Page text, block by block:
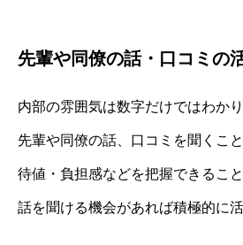
先輩や同僚の話・口コミの
内部の雰囲気は数字だけではわか
先輩や同僚の話、口コミを聞くこ
待値・負担感などを把握できるこ
話を聞ける機会があれば積極的に